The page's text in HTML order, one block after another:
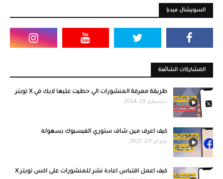
السويشال ميديا
المشاركات الشائعة
طريقة معرفة المنشورات الي حطيت عليها لايك في X تويتر
ديسمبر 29, 2024
كيف اعرف مين شاف ستوري الفيسبوك بسهوله
فبراير 09, 2025
كيف اعمل اقتباس اعادة نشر للمنشورات على اكس تويتر X